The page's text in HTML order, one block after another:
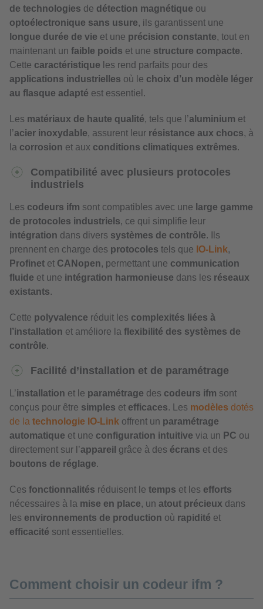
de technologies de détection magnétique ou
optoélectronique sans usure, ils garantissent une
longue durée de vie et une précision constante, tout en
maintenant un faible poids et une structure compacte.
Cette caractéristique les rend parfaits pour des
applications industrielles où le choix d’un modèle léger
au flasque adapté est essentiel.
Les matériaux de haute qualité, tels que l’aluminium et
l’acier inoxydable, assurent leur résistance aux chocs, à
la corrosion et aux conditions climatiques extrêmes.
Compatibilité avec plusieurs protocoles
industriels
Les codeurs ifm sont compatibles avec une large gamme
de protocoles industriels, ce qui simplifie leur
intégration dans divers systèmes de contrôle. Ils
prennent en charge des protocoles tels que IO-Link,
Profinet et CANopen, permettant une communication
fluide et une intégration harmonieuse dans les réseaux
existants.
Cette polyvalence réduit les complexités liées à
l’installation et améliore la flexibilité des systèmes de
contrôle.
Facilité d’installation et de paramétrage
L’installation et le paramétrage des codeurs ifm sont
conçus pour être simples et efficaces. Les modèles dotés
de la technologie IO-Link offrent un paramétrage
automatique et une configuration intuitive via un PC ou
directement sur l’appareil grâce à des écrans et des
boutons de réglage.
Ces fonctionnalités réduisent le temps et les efforts
nécessaires à la mise en place, un atout précieux dans
les environnements de production où rapidité et
efficacité sont essentielles.
Comment choisir un codeur ifm ?